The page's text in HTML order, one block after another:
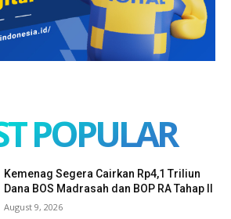
POPULAR
Kemenag Segera Cairkan Rp4,1 Triliun
Dana BOS Madrasah dan BOP RA Tahap II
August 9, 2026